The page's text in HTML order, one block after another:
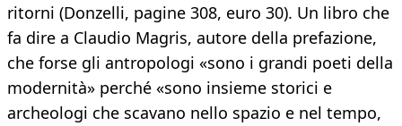
ritorni (Donzelli, pagine 308, euro 30). Un libro che
fa dire a Claudio Magris, autore della prefazione,
che forse gli antropologi «sono i grandi poeti della
modernità» perché «sono insieme storici e
archeologi che scavano nello spazio e nel tempo,